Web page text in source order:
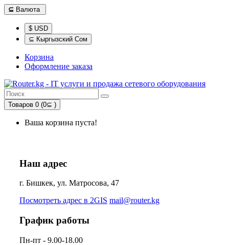
⊆ Валюта
$ USD
⊆ Кыргызский Сом
Корзина
Оформление заказа
Товаров 0 (0⊆ )
Ваша корзина пуста!
Наш адрес
г. Бишкек, ул. Матросова, 47
Посмотреть адрес в 2GIS mail@router.kg
График работы
Пн-пт - 9.00-18.00